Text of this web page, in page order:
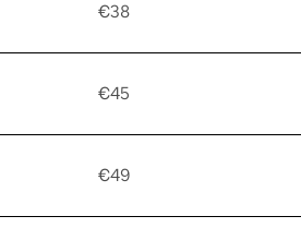
€38
€45
€49